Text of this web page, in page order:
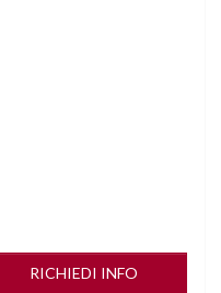
FOTOCROMATICO
RICHIEDI INFO